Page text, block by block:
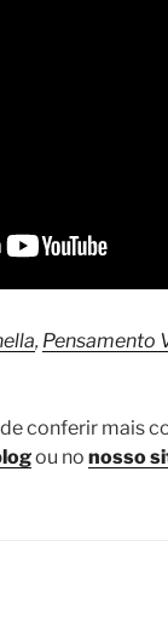
, Pensamento
conferir mais
ou no nosso